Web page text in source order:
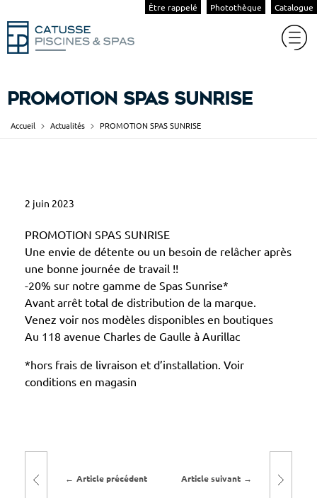
Être rappelé Photothèque Catalogue
PROMOTION SPAS SUNRISE
Accueil Actualités PROMOTION SPAS SUNRISE
P
O
M
O
T
I
O
N
S
S
U
2 juin 2023
PROMOTION SPAS SUNRISE
Une envie de détente ou un besoin de relâcher après
une bonne journée de travail !!
-20% sur notre gamme de Spas Sunrise*
Avant arrêt total de distribution de la marque.
Venez voir nos modèles disponibles en boutiques
Au 118 avenue Charles de Gaulle à Aurillac
*hors frais de livraison et d’installation. Voir
conditions en magasin
Article précédent Article suivant